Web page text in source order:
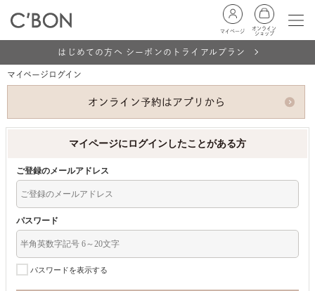
マイページ
オンライン
ショップ
はじめての方へ シーボンのトライアルプラン
マイページログイン
マイページにログインしたことがある方
ご登録のメールアドレス
パスワード
パスワードを表示する